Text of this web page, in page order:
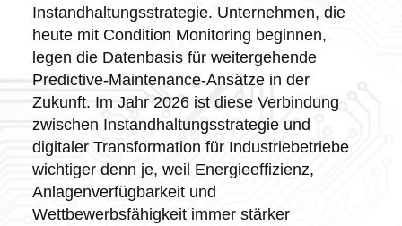
Instandhaltungsstrategie. Unternehmen, die
heute mit Condition Monitoring beginnen,
legen die Datenbasis für weitergehende
Predictive-Maintenance-Ansätze in der
Zukunft. Im Jahr 2026 ist diese Verbindung
zwischen Instandhaltungsstrategie und
digitaler Transformation für Industriebetriebe
wichtiger denn je, weil Energieeffizienz,
Anlagenverfügbarkeit und
Wettbewerbsfähigkeit immer stärker